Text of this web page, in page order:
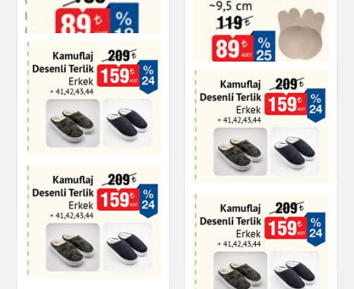
Ayakkabı
Terlik Kadın
Ayakkabı
Ayakkabı
NaturaLove Göğüs
Dikleştirici/Gizleyici
Bant
Kişisel Bakım
Kamuflaj Desenli
Terlik Erkek
Ayakkabı
Kamuflaj Desenli
Terlik Erkek
Ayakkabı